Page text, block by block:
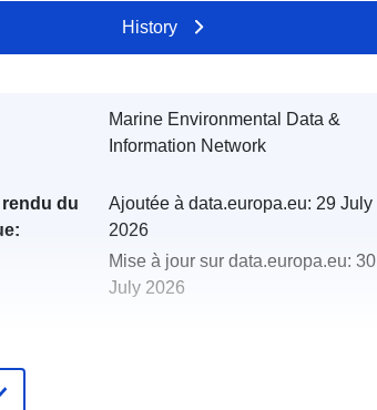
History
Marine Environmental Data &
Information Network
du
Ajoutée à data.europa.eu: 29 July
2026
Mise à jour sur data.europa.eu: 30
July 2026